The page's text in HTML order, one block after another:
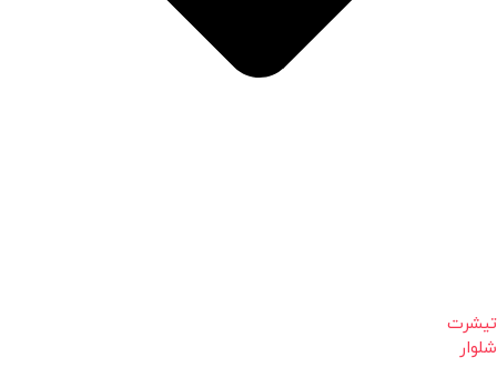
تیشرت
شلوار